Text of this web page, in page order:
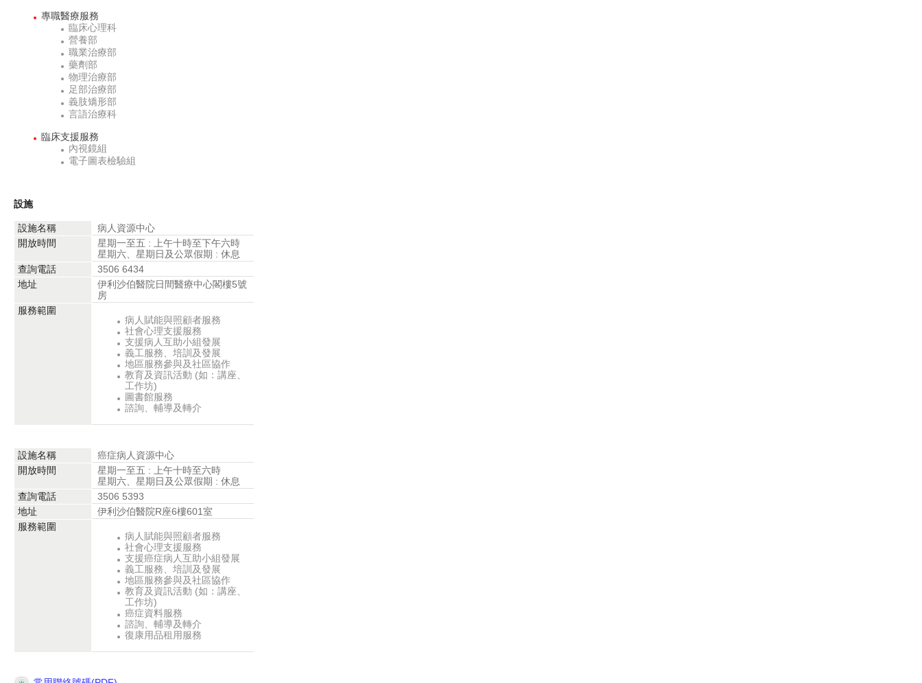
專職醫療服務
臨床心理科
營養部
職業治療部
藥劑部
物理治療部
足部治療部
義肢矯形部
言語治療科
臨床支援服務
內視鏡組
電子圖表檢驗組
設施
設施名稱
病人資源中心
開放時間
星期一至五 : 上午十時至下午六時
星期六、星期日及公眾假期 : 休息
查詢電話
3506 6434
地址
伊利沙伯醫院日間醫療中心閣樓5號
房
服務範圍
病人賦能與照顧者服務
社會心理支援服務
支援病人互助小組發展
義工服務、培訓及發展
地區服務參與及社區協作
教育及資訊活動 (如：講座、
工作坊)
圖書館服務
諮詢、輔導及轉介
設施名稱
癌症病人資源中心
開放時間
星期一至五 : 上午十時至六時
星期六、星期日及公眾假期 : 休息
查詢電話
3506 5393
地址
伊利沙伯醫院R座6樓601室
服務範圍
病人賦能與照顧者服務
社會心理支援服務
支援癌症病人互助小組發展
義工服務、培訓及發展
地區服務參與及社區協作
教育及資訊活動 (如：講座、
工作坊)
癌症資料服務
諮詢、輔導及轉介
復康用品租用服務